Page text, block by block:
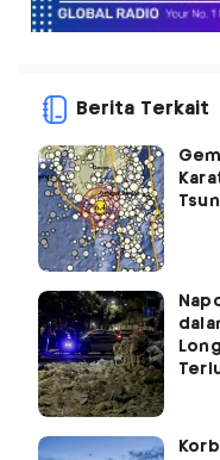
Berita Terkait